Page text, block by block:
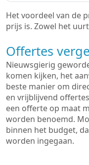
Het voordeel van de
prijs is. Zowel het
Offertes
Nieuwsgierig
komen kijken, het
beste manier om
en vrijblijvend
een offerte op maat
worden benoemd.
binnen het budget,
worden ingegaan.